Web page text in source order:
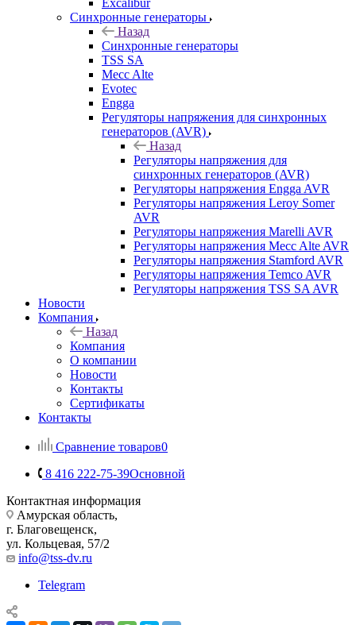
Excalibur
Синхронные генераторы
Назад
Синхронные генераторы
TSS SA
Mecc Alte
Evotec
Engga
Регуляторы напряжения для синхронных
генераторов (AVR)
Назад
Регуляторы напряжения для
синхронных генераторов (AVR)
Регуляторы напряжения Engga AVR
Регуляторы напряжения Leroy Somer
AVR
Регуляторы напряжения Marelli AVR
Регуляторы напряжения Mecc Alte AVR
Регуляторы напряжения Stamford AVR
Регуляторы напряжения Temco AVR
Регуляторы напряжения TSS SA AVR
Новости
Компания
Назад
Компания
О компании
Новости
Контакты
Сертификаты
Контакты
Сравнение товаров0
8 416 222-75-39Основной
Контактная информация
Амурская область,
г. Благовещенск,
ул. Кольцевая, 57/2
info@tss-dv.ru
Telegram